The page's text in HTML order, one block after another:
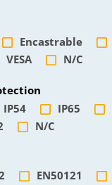
Encastrable
VESA N/C
IP54 IP65
N/C
EN50121